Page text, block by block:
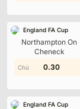
England FA Cup
Northampton On
Cheneck
0.90
0.30
England FA Cup